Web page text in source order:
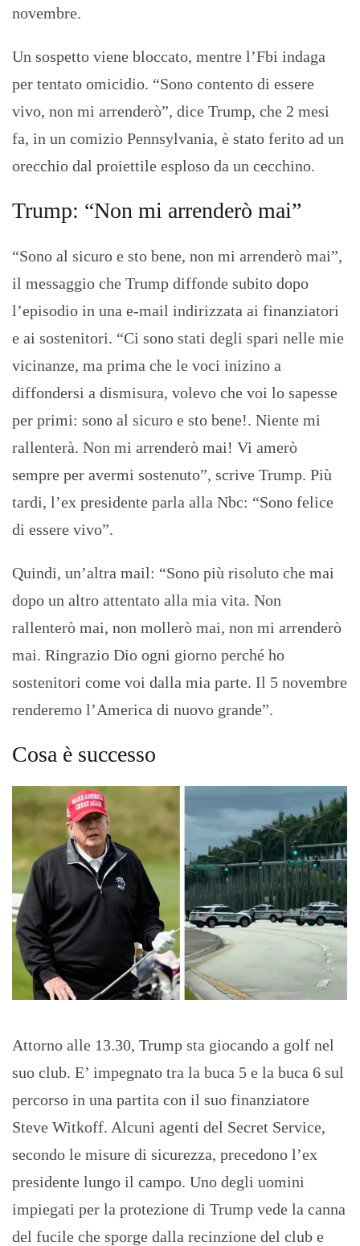
novembre.
Un sospetto viene bloccato, mentre l’Fbi indaga
per tentato omicidio. “Sono contento di essere
vivo, non mi arrenderò”, dice Trump, che 2 mesi
fa, in un comizio Pennsylvania, è stato ferito ad un
orecchio dal proiettile esploso da un cecchino.
Trump: “Non mi arrenderò mai”
“Sono al sicuro e sto bene, non mi arrenderò mai”,
il messaggio che Trump diffonde subito dopo
l’episodio in una e-mail indirizzata ai finanziatori
e ai sostenitori. “Ci sono stati degli spari nelle mie
vicinanze, ma prima che le voci inizino a
diffondersi a dismisura, volevo che voi lo sapesse
per primi: sono al sicuro e sto bene!. Niente mi
rallenterà. Non mi arrenderò mai! Vi amerò
sempre per avermi sostenuto”, scrive Trump. Più
tardi, l’ex presidente parla alla Nbc: “Sono felice
di essere vivo”.
Quindi, un’altra mail: “Sono più risoluto che mai
dopo un altro attentato alla mia vita. Non
rallenterò mai, non mollerò mai, non mi arrenderò
mai. Ringrazio Dio ogni giorno perché ho
sostenitori come voi dalla mia parte. Il 5 novembre
renderemo l’America di nuovo grande”.
Cosa è successo
Attorno alle 13.30, Trump sta giocando a golf nel
suo club. E’ impegnato tra la buca 5 e la buca 6 sul
percorso in una partita con il suo finanziatore
Steve Witkoff. Alcuni agenti del Secret Service,
secondo le misure di sicurezza, precedono l’ex
presidente lungo il campo. Uno degli uomini
impiegati per la protezione di Trump vede la canna
del fucile che sporge dalla recinzione del club e